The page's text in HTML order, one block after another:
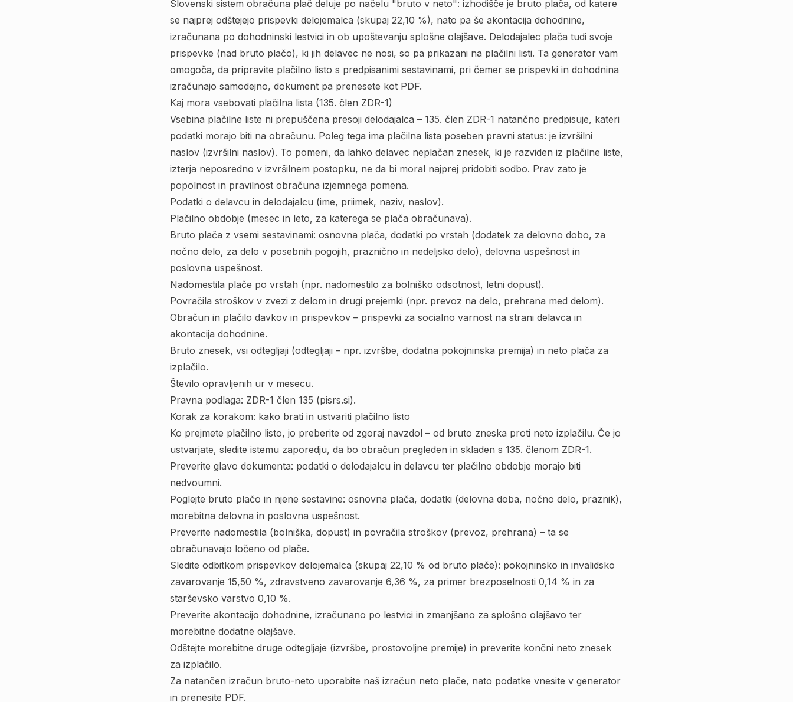
Slovenski sistem obračuna plač deluje po načelu "bruto v neto": izhodišče je bruto plača, od katere
se najprej odštejejo prispevki delojemalca (skupaj 22,10 %), nato pa še akontacija dohodnine,
izračunana po dohodninski lestvici in ob upoštevanju splošne olajšave. Delodajalec plača tudi svoje
prispevke (nad bruto plačo), ki jih delavec ne nosi, so pa prikazani na plačilni listi. Ta generator vam
omogoča, da pripravite plačilno listo s predpisanimi sestavinami, pri čemer se prispevki in dohodnina
izračunajo samodejno, dokument pa prenesete kot PDF.
Kaj mora vsebovati plačilna lista (135. člen ZDR-1)
Vsebina plačilne liste ni prepuščena presoji delodajalca – 135. člen ZDR-1 natančno predpisuje, kateri
podatki morajo biti na obračunu. Poleg tega ima plačilna lista poseben pravni status: je izvršilni
naslov (izvršilni naslov). To pomeni, da lahko delavec neplačan znesek, ki je razviden iz plačilne liste,
izterja neposredno v izvršilnem postopku, ne da bi moral najprej pridobiti sodbo. Prav zato je
popolnost in pravilnost obračuna izjemnega pomena.
Podatki o delavcu in delodajalcu (ime, priimek, naziv, naslov).
Plačilno obdobje (mesec in leto, za katerega se plača obračunava).
Bruto plača z vsemi sestavinami: osnovna plača, dodatki po vrstah (dodatek za delovno dobo, za
nočno delo, za delo v posebnih pogojih, praznično in nedeljsko delo), delovna uspešnost in
poslovna uspešnost.
Nadomestila plače po vrstah (npr. nadomestilo za bolniško odsotnost, letni dopust).
Povračila stroškov v zvezi z delom in drugi prejemki (npr. prevoz na delo, prehrana med delom).
Obračun in plačilo davkov in prispevkov – prispevki za socialno varnost na strani delavca in
akontacija dohodnine.
Bruto znesek, vsi odtegljaji (odtegljaji – npr. izvršbe, dodatna pokojninska premija) in neto plača za
izplačilo.
Število opravljenih ur v mesecu.
Pravna podlaga: ZDR-1 člen 135 (pisrs.si).
Korak za korakom: kako brati in ustvariti plačilno listo
Ko prejmete plačilno listo, jo preberite od zgoraj navzdol – od bruto zneska proti neto izplačilu. Če jo
ustvarjate, sledite istemu zaporedju, da bo obračun pregleden in skladen s 135. členom ZDR-1.
Preverite glavo dokumenta: podatki o delodajalcu in delavcu ter plačilno obdobje morajo biti
nedvoumni.
Poglejte bruto plačo in njene sestavine: osnovna plača, dodatki (delovna doba, nočno delo, praznik),
morebitna delovna in poslovna uspešnost.
Preverite nadomestila (bolniška, dopust) in povračila stroškov (prevoz, prehrana) – ta se
obračunavajo ločeno od plače.
Sledite odbitkom prispevkov delojemalca (skupaj 22,10 % od bruto plače): pokojninsko in invalidsko
zavarovanje 15,50 %, zdravstveno zavarovanje 6,36 %, za primer brezposelnosti 0,14 % in za
starševsko varstvo 0,10 %.
Preverite akontacijo dohodnine, izračunano po lestvici in zmanjšano za splošno olajšavo ter
morebitne dodatne olajšave.
Odštejte morebitne druge odtegljaje (izvršbe, prostovoljne premije) in preverite končni neto znesek
za izplačilo.
Za natančen izračun bruto-neto uporabite naš izračun neto plače, nato podatke vnesite v generator
in prenesite PDF.